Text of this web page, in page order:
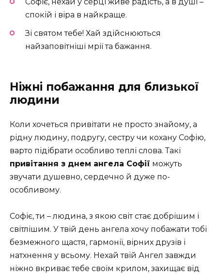
спокій і віра в найкраще.
Зі святом тебе! Хай здійснюються
найзаповітніші мрії та бажання.
Ніжні побажання для близької
людини
Коли хочеться привітати не просто знайому, а
рідну людину, подругу, сестру чи кохану Софію,
варто підібрати особливо теплі слова. Такі
привітання з днем ангела Софії можуть
звучати душевно, сердечно й дуже по-
особливому.
Софіє, ти – людина, з якою світ стає добрішим і
світлішим. У твій день ангела хочу побажати тобі
безмежного щастя, гармонії, вірних друзів і
натхнення у всьому. Нехай твій Ангел завжди
ніжно вкриває тебе своїм крилом, захищає від